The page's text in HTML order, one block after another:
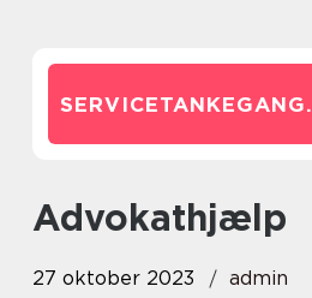
SERVICETANKEGANG.
advokathjælp
27 oktober 2023 admin